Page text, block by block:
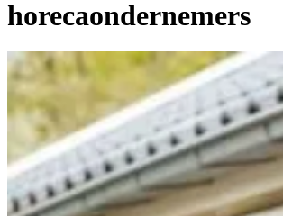
horecaondernemers